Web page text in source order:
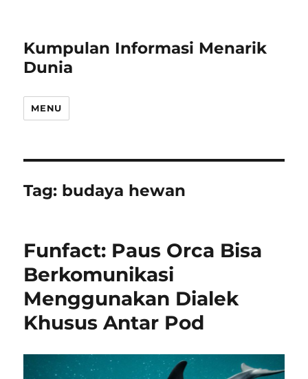
Kumpulan Informasi Menarik
Dunia
MENU
Tag: budaya hewan
Funfact: Paus Orca Bisa
Berkomunikasi
Menggunakan Dialek
Khusus Antar Pod